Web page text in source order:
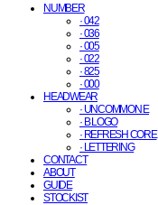
NUMBER
· 042
· 036
· 005
· 022
· 825
· 000
HEADWEAR
· UNCOMMON E
· B LOGO
· REFRESH CORE
· LETTERING
CONTACT
ABOUT
GUIDE
STOCKIST